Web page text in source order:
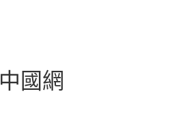
國網